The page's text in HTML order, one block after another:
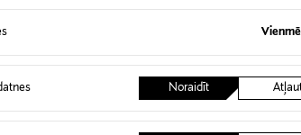
Noraidīt
104697281
Kondicionieris krāsotiem un